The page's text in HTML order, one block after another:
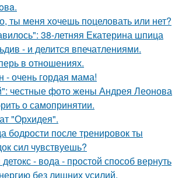
ты меня хочешь поцеловать или нет?
38-летняя Екатерина шпица
- и делится впечатлениями.
в отношениях.
- очень гордая мама!
честные фото жены Андрея Леонова
о самопринятии.
"Орхидея".
бодрости после тренировок ты
сил чувствуешь?
- вода - простой способ вернуть
без лишних усилий.